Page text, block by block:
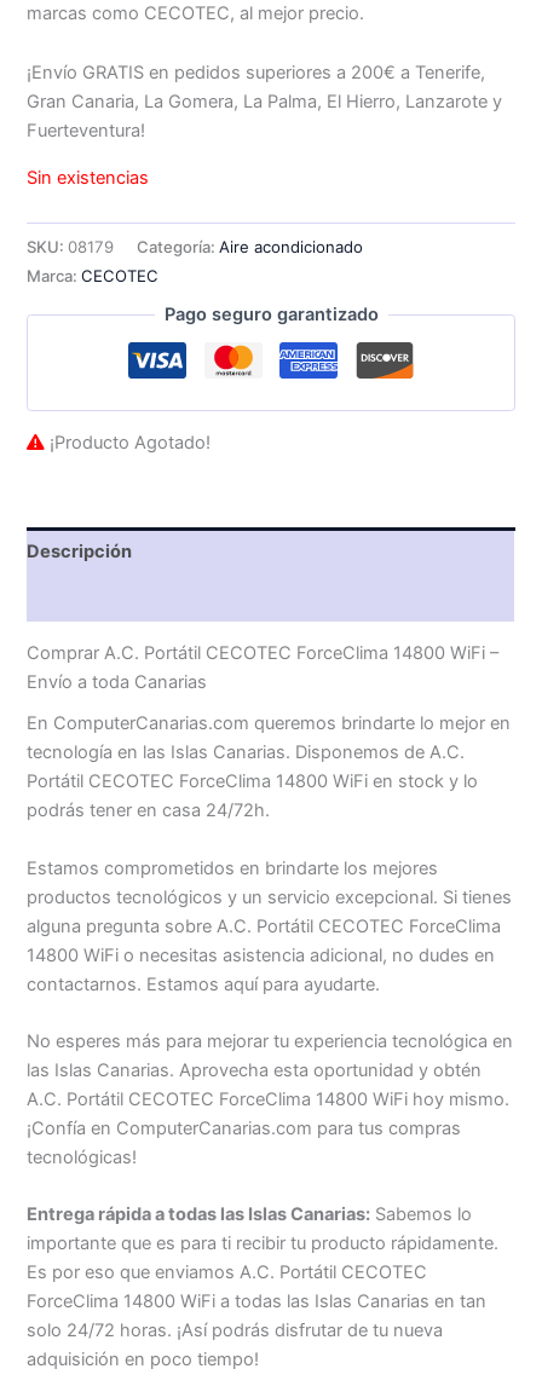
marcas como CECOTEC, al mejor precio.
¡Envío GRATIS en pedidos superiores a 200€ a Tenerife,
Gran Canaria, La Gomera, La Palma, El Hierro, Lanzarote y
Fuerteventura!
Sin existencias
SKU: 08179 Categoría:Aire acondicionado
Marca:CECOTEC
Pago seguro garantizado
¡Producto Agotado!
Descripción
Comprar A.C. Portátil CECOTEC ForceClima 14800 WiFi –
Envío a toda Canarias
En ComputerCanarias.com queremos brindarte lo mejor en
tecnología en las Islas Canarias. Disponemos de A.C.
Portátil CECOTEC ForceClima 14800 WiFi en stock y lo
podrás tener en casa 24/72h.
Estamos comprometidos en brindarte los mejores
productos tecnológicos y un servicio excepcional. Si tienes
alguna pregunta sobre A.C. Portátil CECOTEC ForceClima
14800 WiFi o necesitas asistencia adicional, no dudes en
contactarnos. Estamos aquí para ayudarte.
No esperes más para mejorar tu experiencia tecnológica en
las Islas Canarias. Aprovecha esta oportunidad y obtén
A.C. Portátil CECOTEC ForceClima 14800 WiFi hoy mismo.
¡Confía en ComputerCanarias.com para tus compras
tecnológicas!
Entrega rápida a todas las Islas Canarias: Sabemos lo
importante que es para ti recibir tu producto rápidamente.
Es por eso que enviamos A.C. Portátil CECOTEC
ForceClima 14800 WiFi a todas las Islas Canarias en tan
solo 24/72 horas. ¡Así podrás disfrutar de tu nueva
adquisición en poco tiempo!